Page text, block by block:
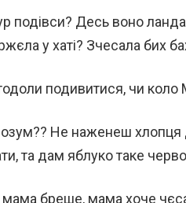
подівси? Десь воно
у хаті? Зчесала бих
подивитися, чи
Не наженеш хлопця
та дам яблуко таке
бреше, мама хоче